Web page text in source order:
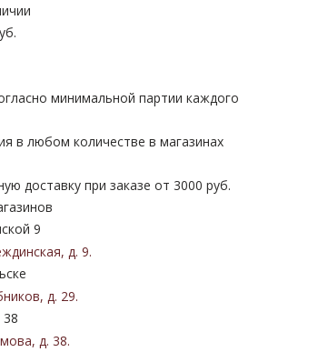
минимальной партии каждого
в любом количестве в магазинах
доставку при заказе от 3000 руб.
9
, д. 9.
, д. 29.
, д. 38.